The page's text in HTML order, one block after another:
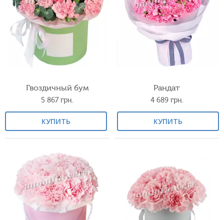
Гвоздичный бум
5 867грн.
КУПИТЬ
Рандат
4 689 грн.
КУПИТЬ